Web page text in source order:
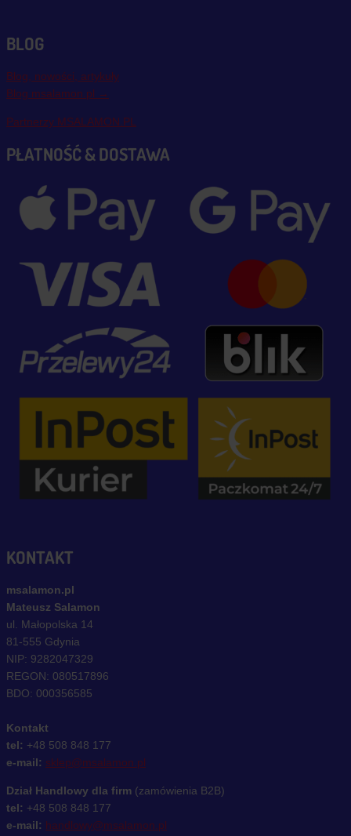
BLOG
Blog, nowości, artykuły
Blog msalamon.pl →
Partnerzy MSALAMON.PL
PŁATNOŚĆ & DOSTAWA
KONTAKT
msalamon.pl
Mateusz Salamon
ul. Małopolska 14
81-555 Gdynia
NIP: 9282047329
REGON: 080517896
BDO: 000356585
Kontakt
tel: +48 508 848 177
e-mail: sklep@msalamon.pl
Dział Handlowy dla firm (zamówienia B2B)
tel: +48 508 848 177
e-mail: handlowy@msalamon.pl